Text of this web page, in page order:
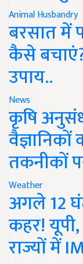
Animal Husbandry
बरसात में
कैसे
उपाय..
News
कृषि
तकनीकों
Weather
अगले 12
कहर!
राज्यों में